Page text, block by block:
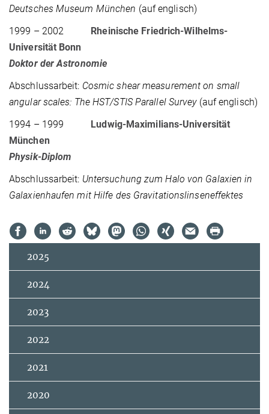
Deutsches Museum München (auf englisch)
1999 – 2002
Rheinische Friedrich-Wilhelms-
Universität Bonn
Doktor der Astronomie
Abschlussarbeit: Cosmic shear measurement on small
angular scales: The HST/STIS Parallel Survey (auf englisch)
1994 – 1999
Ludwig-Maximilians-Universität
München
Physik-Diplom
Abschlussarbeit: Untersuchung zum Halo von Galaxien in
Galaxienhaufen mit Hilfe des Gravitationslinseneffektes
2025
2024
2023
2022
2021
2020